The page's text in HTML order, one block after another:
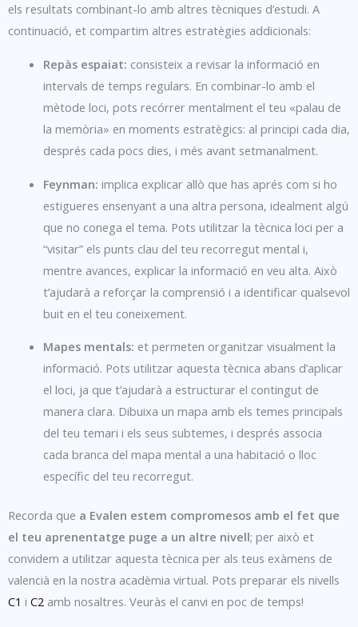
els resultats combinant-lo amb altres tècniques d’estudi. A
continuació, et compartim altres estratègies addicionals:
Repàs espaiat: consisteix a revisar la informació en
intervals de temps regulars. En combinar-lo amb el
mètode loci, pots recórrer mentalment el teu «palau de
la memòria» en moments estratègics: al principi cada dia,
després cada pocs dies, i més avant setmanalment.
Feynman: implica explicar allò que has aprés com si ho
estigueres ensenyant a una altra persona, idealment algú
que no conega el tema. Pots utilitzar la tècnica loci per a
“visitar” els punts clau del teu recorregut mental i,
mentre avances, explicar la informació en veu alta. Això
t’ajudarà a reforçar la comprensió i a identificar qualsevol
buit en el teu coneixement.
Mapes mentals: et permeten organitzar visualment la
informació. Pots utilitzar aquesta tècnica abans d’aplicar
el loci, ja que t’ajudarà a estructurar el contingut de
manera clara. Dibuixa un mapa amb els temes principals
del teu temari i els seus subtemes, i després associa
cada branca del mapa mental a una habitació o lloc
específic del teu recorregut.
Recorda que a Evalen estem compromesos amb el fet que
el teu aprenentatge puge a un altre nivell; per això et
convidem a utilitzar aquesta tècnica per als teus exàmens de
valencià en la nostra acadèmia virtual. Pots preparar els nivells
C1 i C2 amb nosaltres. Veuràs el canvi en poc de temps!